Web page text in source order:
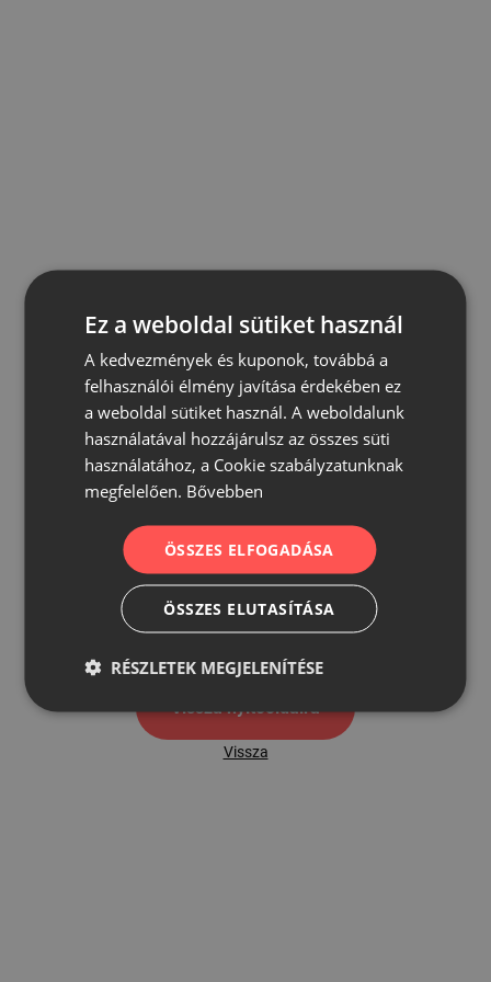
500
Vissza nyítóoldalra
Vissza
Ez a weboldal sütiket használ
A kedvezmények és kuponok, továbbá a
felhasználói élmény javítása érdekében ez
a weboldal sütiket használ. A weboldalunk
használatával hozzájárulsz az összes süti
használatához, a Cookie szabályzatunknak
megfelelően. Bővebben
ÖSSZES ELFOGADÁSA
ÖSSZES ELUTASÍTÁSA
RÉSZLETEK MEGJELENÍTÉSE